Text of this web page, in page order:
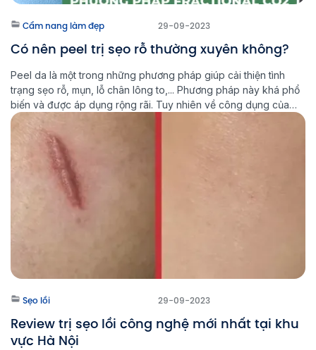
Cẩm nang làm đẹp 29-09-2023
Có nên peel trị sẹo rỗ thường xuyên không?
Peel da là một trong những phương pháp giúp cải thiện tình
trạng sẹo rỗ, mụn, lỗ chân lông to,... Phương pháp này khá phổ
biến và được áp dụng rộng rãi. Tuy nhiên về công dụng của
phương pháp này còn phụ thuộc vào nhiều yếu tố khác nhau.
Vậy có nên peel trị […]
Sẹo lồi 29-09-2023
Review trị sẹo lồi công nghệ mới nhất tại khu
vực Hà Nội